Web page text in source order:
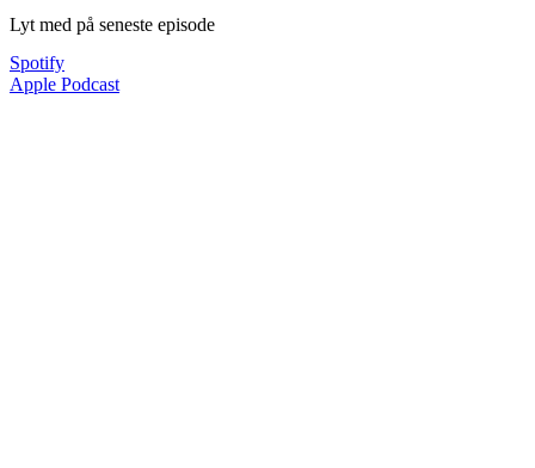
Lyt med på seneste episode
Spotify
Apple Podcast